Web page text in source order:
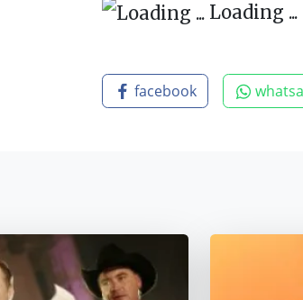
Loading ...
facebook